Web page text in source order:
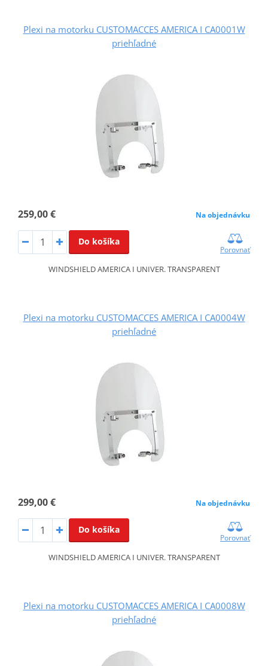
Plexi na motorku CUSTOMACCES AMERICA I CA0001W
priehľadné
259,00 € Na objednávku
Do košíka
Porovnať
WINDSHIELD AMERICA I UNIVER. TRANSPARENT
Plexi na motorku CUSTOMACCES AMERICA I CA0004W
priehľadné
299,00 € Na objednávku
Do košíka
Porovnať
WINDSHIELD AMERICA I UNIVER. TRANSPARENT
Plexi na motorku CUSTOMACCES AMERICA I CA0008W
priehľadné